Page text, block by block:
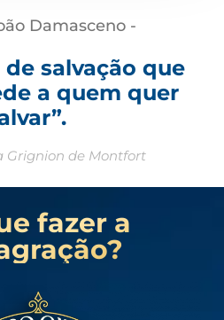
Damasceno -
salvação que
a quem quer
Grignion de Montfort
fazer a